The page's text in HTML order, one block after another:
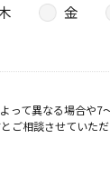
金
て異なる場合や7
相談させていただ